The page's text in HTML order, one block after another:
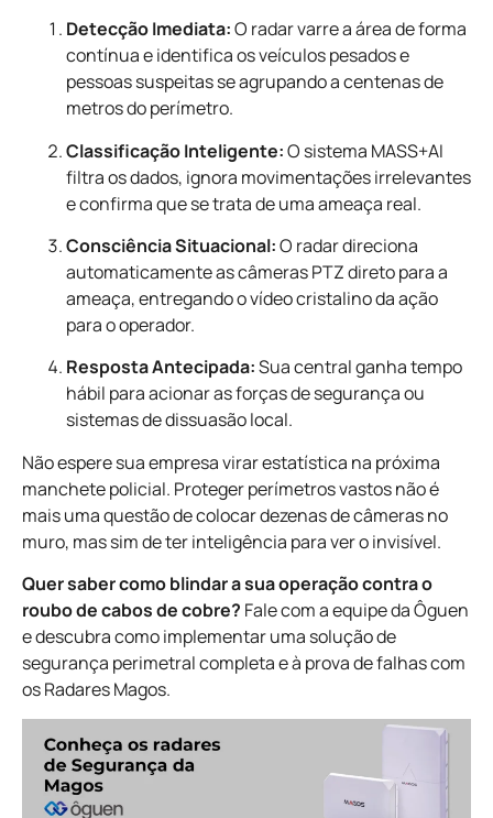
Detecção Imediata:O radar varre a área de forma
contínua e identifica os veículos pesados e
pessoas suspeitas se agrupando a centenas de
metros do perímetro.
Classificação Inteligente:O sistema MASS+AI
filtra os dados, ignora movimentações irrelevantes
e confirma que se trata de uma ameaça real.
Consciência Situacional:O radar direciona
automaticamente as câmeras PTZ direto para a
ameaça, entregando o vídeo cristalino da ação
para o operador.
Resposta Antecipada:Sua central ganha tempo
hábil para acionar as forças de segurança ou
sistemas de dissuasão local.
Não espere sua empresa virar estatística na próxima
manchete policial. Proteger perímetros vastos não é
mais uma questão de colocar dezenas de câmeras no
muro, mas sim de ter inteligência para ver o invisível.
Quer saber como blindar a sua operação contra o
roubo de cabos de cobre? Fale com a equipe da Ôguen
e descubra como implementar uma solução de
segurança perimetral completa e à prova de falhas com
os Radares Magos.